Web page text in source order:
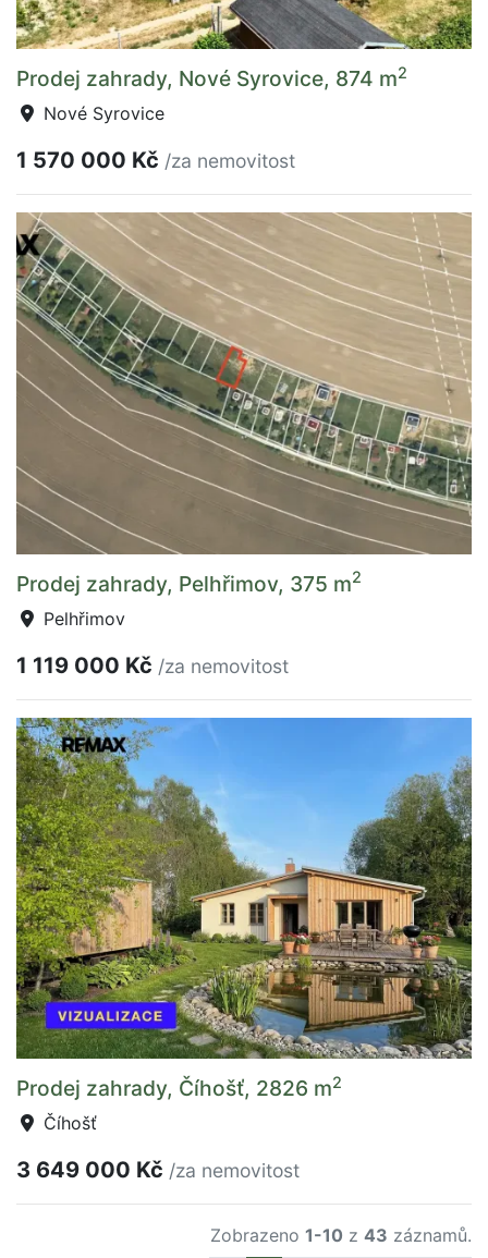
Prodej zahrady, Nové Syrovice, 874 m2
Nové Syrovice
1 570 000 Kč /za nemovitost
Prodej zahrady, Pelhřimov, 375 m2
Pelhřimov
1 119 000 Kč /za nemovitost
Prodej zahrady, Číhošť, 2826 m2
Číhošť
3 649 000 Kč /za nemovitost
Zobrazeno 1-10 z 43 záznamů.